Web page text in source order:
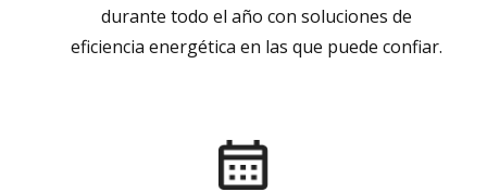
durante todo el año con soluciones de
eficiencia energética en las que puede confiar.